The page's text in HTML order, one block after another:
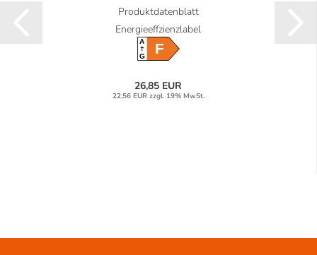
Produktdatenblatt
Energieeffzienzlabel
A
GF
26,85 EUR
22,56 EUR zzgl. 19% MwSt.